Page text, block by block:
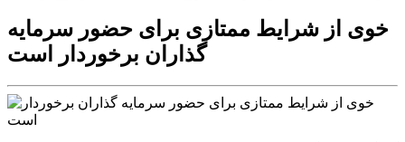
خوی از شرایط ممتازی برای حضور سرمایه
گذاران برخوردار است